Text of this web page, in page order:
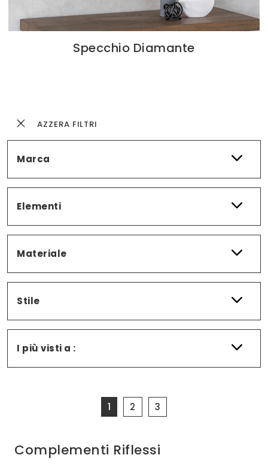
AZZERA FILTRI
Marca
Elementi
Materiale
Stile
I più visti a :
Specchio Diamante
1 2 3
Complementi Riflessi